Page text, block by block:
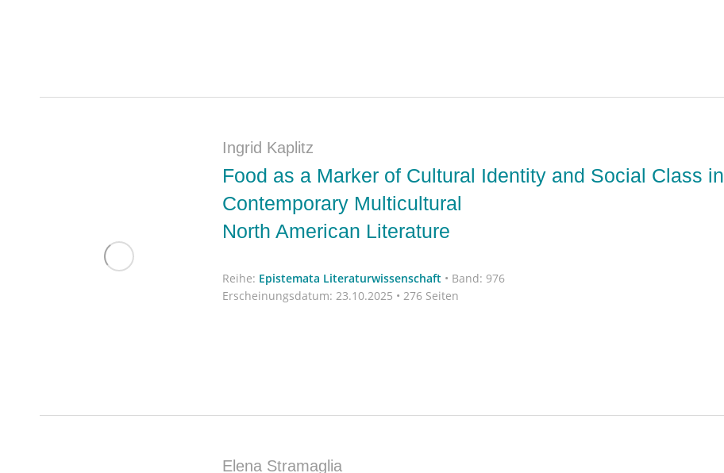
Ingrid Kaplitz
Food as a Marker of Cultural Identity and Social Class in
Contemporary Multicultural
North American Literature
Reihe: Epistemata Literaturwissenschaft • Band: 976
Erscheinungsdatum: 23.10.2025 • 276 Seiten
Elena Stramaglia